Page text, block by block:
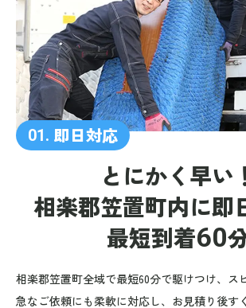
01. 即日対応
とにかく早い
相楽郡笠置町内に即
最短到着60
相楽郡笠置町全域で最短60分で駆けつけ、ス
急なご依頼にも柔軟に対応し、お見積り後す